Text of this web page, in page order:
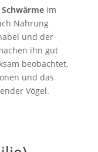
Schwärmeim
Nahrung
und der
ihn gut
beobachtet,
und das
Vögel.